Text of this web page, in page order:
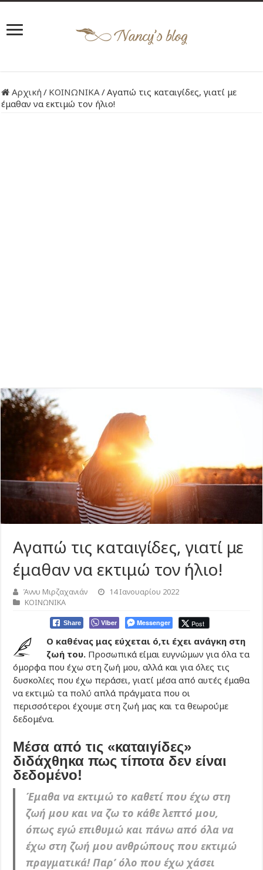
Αρχική / ΚΟΙΝΩΝΙΚΑ/Αγαπώ τις καταιγίδες, γιατί με
έμαθαν να εκτιμώ τον ήλιο!
Αγαπώ τις καταιγίδες, γιατί με
έμαθαν να εκτιμώ τον ήλιο!
Άννυ Μιρζαχανιάν
14 Ιανουαρίου 2022
ΚΟΙΝΩΝΙΚΑ
Share Viber Messenger Post
Ο καθένας μας εύχεται ό,τι έχει ανάγκη στη
ζωή του. Προσωπικά είμαι ευγνώμων για όλα τα
όμορφα που έχω στη ζωή μου, αλλά και για όλες τις
δυσκολίες που έχω περάσει, γιατί μέσα από αυτές έμαθα
να εκτιμώ τα πολύ απλά πράγματα που οι
περισσότεροι έχουμε στη ζωή μας και τα θεωρούμε
δεδομένα.
Μέσα από τις «καταιγίδες»
διδάχθηκα πως τίποτα δεν είναι
δεδομένο!
Έμαθα να εκτιμώ το καθετί που έχω στη
ζωή μου και να ζω το κάθε λεπτό μου,
όπως εγώ επιθυμώ και πάνω από όλα να
έχω στη ζωή μου ανθρώπους που εκτιμώ
πραγματικά! Παρ’ όλο που έχω χάσει